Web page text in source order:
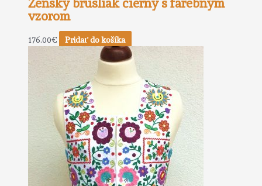
Ženský brusliak čierny s farebným
vzorom
176.00€ Pridať do košíka